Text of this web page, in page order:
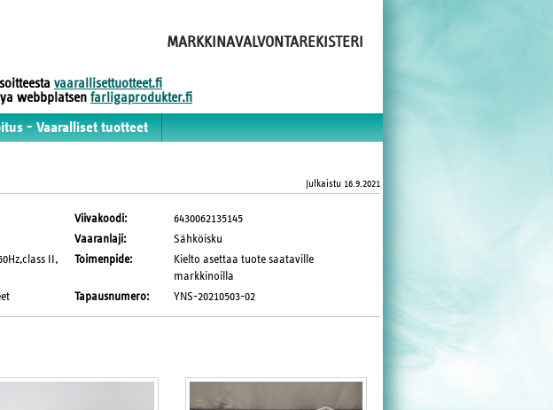
MARKKINAVALVONTAREKISTERI
vaarallisettuotteet.fi
webbplatsen farligaprodukter.fi
- Vaaralliset tuotteet
Julkaistu 16.9.2021
II,
Viivakoodi:
6430062135145
Vaaranlaji:
Sähköisku
Toimenpide:
Kielto asettaa tuote saataville
markkinoilla
Tapausnumero: YNS-20210503-02